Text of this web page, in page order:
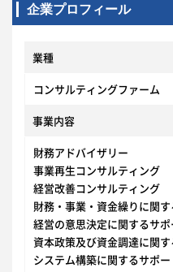
企業プロフィール
業種
コンサルティングファーム
事業内容
財務アドバイザリー
事業再生コンサルティング
経営改善コンサルティング
財務・事業・資金繰りに関
経営の意思決定に関するサポ
資本政策及び資金調達に関す
システム構築に関するサポー